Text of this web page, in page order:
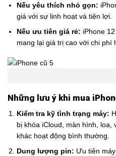
Nếu yêu thích nhỏ gọn:
giá với sự linh hoạt và tiện lợi.
Nếu ưu tiên giá rẻ: iPhone
mang lại giá trị cao với chi phí
Những lưu ý khi mua
Kiểm tra kỹ tình trạng máy:
bị khóa iCloud, màn hình, loa,
khác hoạt động bình thường.
Dung lượng pin: Ưu tiên